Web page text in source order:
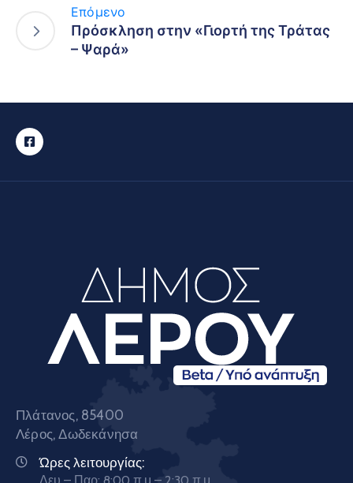
Επόμενο
Πρόσκληση στην «Γιορτή της Τράτας
– Ψαρά»
Πλάτανος, 85400
Λέρος, Δωδεκάνησα
Ώρες λειτουργίας: